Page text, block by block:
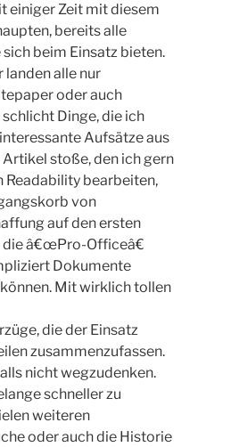
einiger Zeit mit diesem
bereits alle
beim Einsatz bieten.
landen alle nur
oder auch
Dinge, die ich
Aufsätze aus
stoße, den ich gern
Readability bearbeiten,
von
auf den ersten
â€œPro-Officeâ€
Dokumente
Mit wirklich tollen
die der Einsatz
zusammenzufassen.
nicht wegzudenken.
schneller zu
weiteren
oder auch die Historie